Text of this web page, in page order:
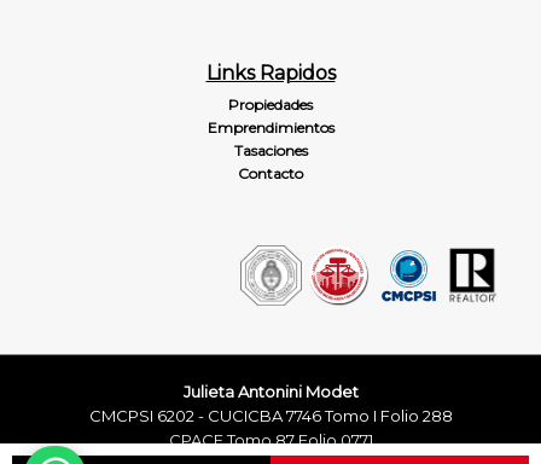
Links Rapidos
Propiedades
Emprendimientos
Tasaciones
Contacto
Julieta Antonini Modet
CMCPSI 6202 - CUCICBA 7746 Tomo I Folio 288
CPACF Tomo 87 Folio 0771